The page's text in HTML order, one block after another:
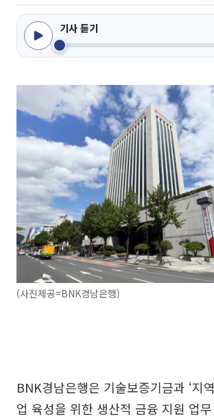
기사 듣기
(사진제공=BNK경남은행)
BNK경남은행은 기술보증기금과 ‘지
업 육성을 위한 생산적 금융 지원 업무